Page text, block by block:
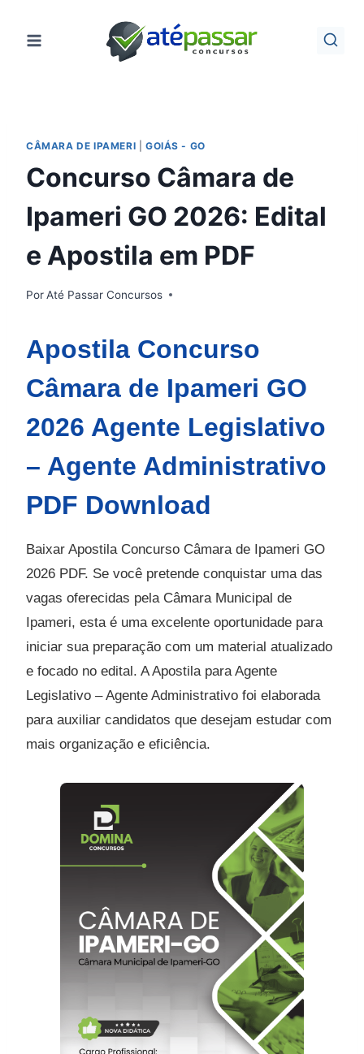
para
CÂMARA DE IPAMERI GOIÁS - GO
Concurso Câmara de
Ipameri GO 2026: Edital
e Apostila em PDF
PorAté Passar Concursos
Apostila Concurso
Câmara de Ipameri GO
2026 Agente Legislativo
– Agente Administrativo
PDF Download
Baixar Apostila Concurso Câmara de Ipameri GO
2026 PDF. Se você pretende conquistar uma das
vagas oferecidas pela Câmara Municipal de
Ipameri, esta é uma excelente oportunidade para
iniciar sua preparação com um material atualizado
e focado no edital. A Apostila para Agente
Legislativo – Agente Administrativo foi elaborada
para auxiliar candidatos que desejam estudar com
mais organização e eficiência.